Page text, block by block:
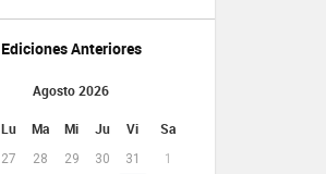
Ediciones Anteriores
Agosto 2026
Lu Ma Mi Ju Vi Sa
27 28 29 30 31
1